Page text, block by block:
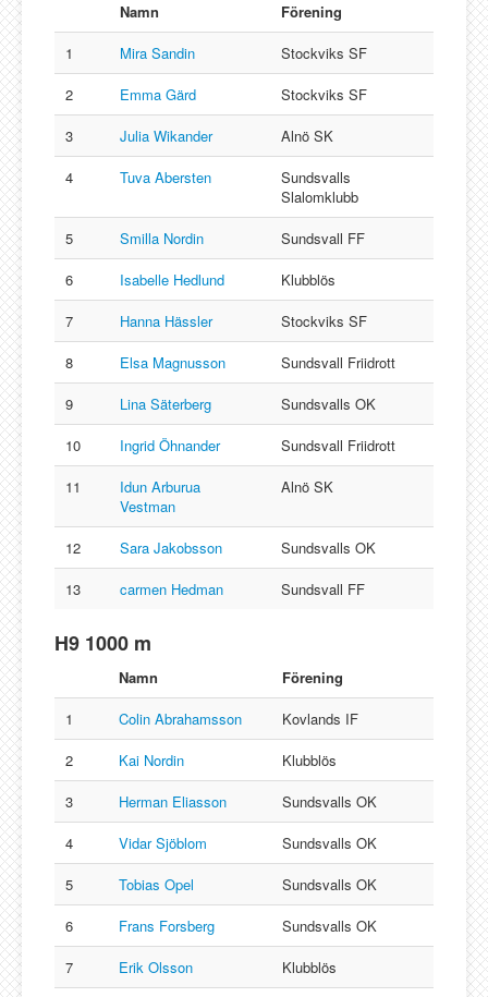
Namn
Förening
1
Mira Sandin
Stockviks SF
2
Emma Gärd
Stockviks SF
3
Julia Wikander
Alnö SK
4
Tuva Abersten
Sundsvalls
Slalomklubb
5
Smilla Nordin
Sundsvall FF
6
Isabelle Hedlund
Klubblös
7
Hanna Hässler
Stockviks SF
8
Elsa Magnusson
Sundsvall Friidrott
9
Lina Säterberg
Sundsvalls OK
10
Ingrid Öhnander
Sundsvall Friidrott
11
Idun Arburua
Vestman
Alnö SK
12 Sara Jakobsson
Sundsvalls OK
13
carmen Hedman Sundsvall FF
H9 1000 m
Namn
Förening
1
Colin Abrahamsson
Kovlands IF
2
Kai Nordin
Klubblös
3
Herman Eliasson
Sundsvalls OK
4
Vidar Sjöblom
Sundsvalls OK
5
Tobias Opel
Sundsvalls OK
6
Frans Forsberg
Sundsvalls OK
7
Erik Olsson
Klubblös